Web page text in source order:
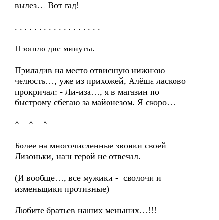
вылез… Вот гад!
. . . . . . . . . . . . . . . . . .
Прошло две минуты.
Приладив на место отвисшую нижнюю
челюсть…, уже из прихожей, Алёша ласково
прокричал: - Ли-иза…, я в магазин по
быстрому сбегаю за майонезом. Я скоро…
* * *
Более на многочисленные звонки своей
Лизоньки, наш герой не отвечал.
(И вообще…, все мужики - сволочи и
изменьщики противные)
Любите братьев наших меньших…!!!